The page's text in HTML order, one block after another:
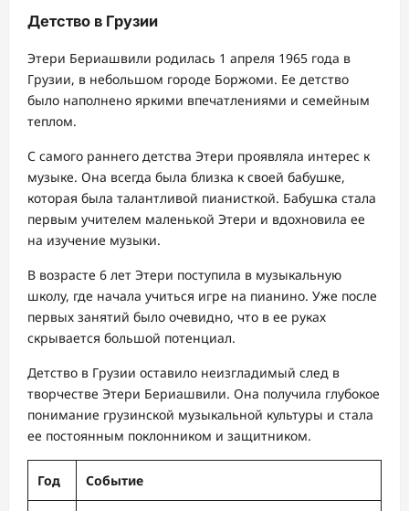
Детство в Грузии
Этери Бериашвили родилась 1 апреля 1965 года в
Грузии, в небольшом городе Боржоми. Ее детство
было наполнено яркими впечатлениями и семейным
теплом.
С самого раннего детства Этери проявляла интерес к
музыке. Она всегда была близка к своей бабушке,
которая была талантливой пианисткой. Бабушка стала
первым учителем маленькой Этери и вдохновила ее
на изучение музыки.
В возрасте 6 лет Этери поступила в музыкальную
школу, где начала учиться игре на пианино. Уже после
первых занятий было очевидно, что в ее руках
скрывается большой потенциал.
Детство в Грузии оставило неизгладимый след в
творчестве Этери Бериашвили. Она получила глубокое
понимание грузинской музыкальной культуры и стала
ее постоянным поклонником и защитником.
Год Событие